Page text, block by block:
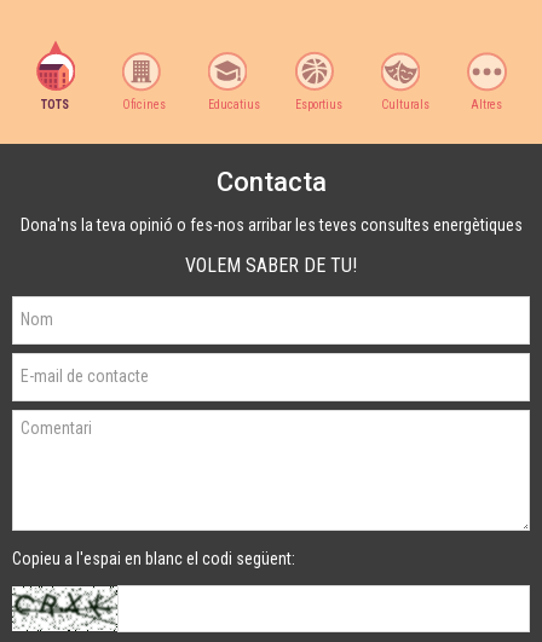
TOTS Oficines Educatius Esportius Culturals Altres
Contacta
Dona'ns la teva opinió o fes-nos arribar les teves consultes energètiques
VOLEM SABER DE TU!
Copieu a l'espai en blanc el codi següent: